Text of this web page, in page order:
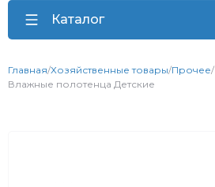
Каталог
Главная/Хозяйственные товары/Прочее/
Влажные полотенца Детские